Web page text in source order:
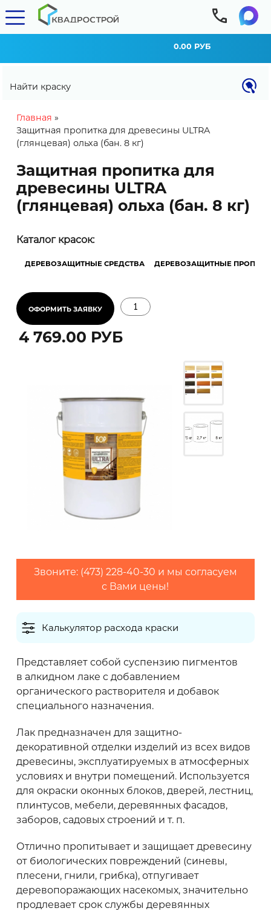
Найти краску
0.00 РУБ
You are here
Главная »
Защитная пропитка для древесины ULTRA
(глянцевая) ольха (бан. 8 кг)
Защитная пропитка для
древесины ULTRA
(глянцевая) ольха (бан. 8 кг)
изменяться в зависимости от типа и степени
Длина (м)
или
Площадь (м )
Максимальный расход (г/м2)
Количество слоев
Грунтовки обычно наносят в один слой,
финишные покрытия рекомендуется наносить
в 2 слоя
0 кг
Рекомендуем приобретатьматериал с
запасом 10-20%
Каталог красок:
ДЕРЕВОЗАЩИТНЫЕ СРЕДСТВА ДЕРЕВОЗАЩИТНЫЕ
4 769.00 РУБ
Звоните: (473) 228-40-30 и мы согласуем
с Вами цены!
Калькулятор расхода краски
Представляет собой суспензию пигментов
в алкидном лаке с добавлением
органического растворителя и добавок
специального назначения.
Лак предназначен для защитно-
декоративной отделки изделий из всех видов
древесины, эксплуатируемых в атмосферных
условиях и внутри помещений. Используется
для окраски оконных блоков, дверей, лестниц,
плинтусов, мебели, деревянных фасадов,
заборов, садовых строений и т. п.
Отлично пропитывает и защищает древесину
от биологических повреждений (синевы,
плесени, гнили, грибка), отпугивает
деревопоражающих насекомых, значительно
продлевает срок службы деревянных